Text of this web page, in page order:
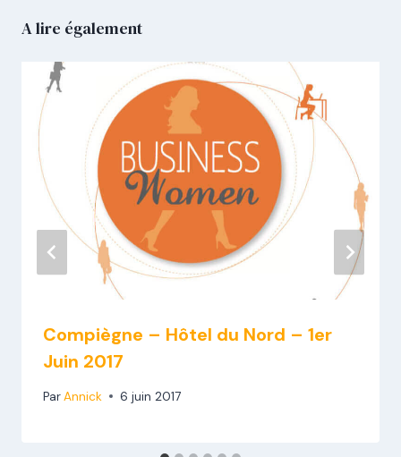
A lire également
Compiègne – Hôtel du Nord – 1er
Juin 2017
ParAnnick 6 juin 2017